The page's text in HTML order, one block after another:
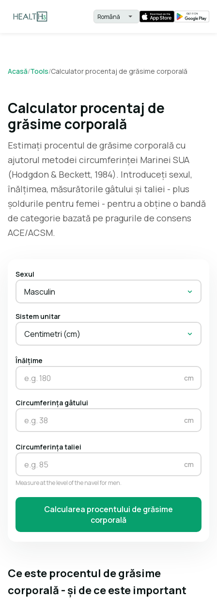
Acasă/Tools/Calculator procentaj de grăsime corporală
Calculator procentaj de
grăsime corporală
Estimați procentul de grăsime corporală cu
ajutorul metodei circumferinței Marinei SUA
(Hodgdon & Beckett, 1984). Introduceți sexul,
înălțimea, măsurătorile gâtului și taliei - plus
șoldurile pentru femei - pentru a obține o bandă
de categorie bazată pe pragurile de consens
ACE/ACSM.
Sexul
Masculin
Sistem unitar
Centimetri (cm)
Înălțime
cm
Circumferința gâtului
cm
Circumferința taliei
cm
Measure at the level of the navel for men.
Calcularea procentului de grăsime
corporală
Ce este procentul de grăsime
corporală - și de ce este important